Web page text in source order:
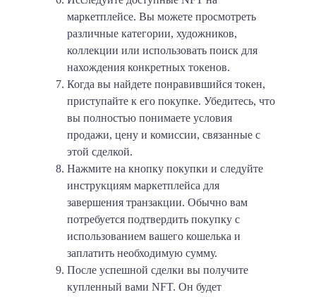
маркетплейсе. Вы можете просмотреть
различные категории, художников,
коллекции или использовать поиск для
нахождения конкретных токенов.
Когда вы найдете понравившийся токен,
приступайте к его покупке. Убедитесь, что
вы полностью понимаете условия
продажи, цену и комиссии, связанные с
этой сделкой.
Нажмите на кнопку покупки и следуйте
инструкциям маркетплейса для
завершения транзакции. Обычно вам
потребуется подтвердить покупку с
использованием вашего кошелька и
заплатить необходимую сумму.
После успешной сделки вы получите
купленный вами NFT. Он будет